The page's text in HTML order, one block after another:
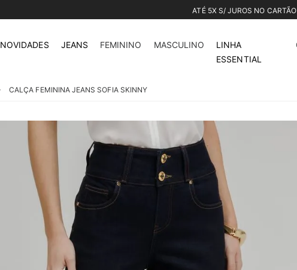
ATÉ 5X S/ JUROS NO
NOVIDADES JEANS FEMININO MASCULINO
LINHA
ESSENTIAL
CALÇA FEMININA JEANS SOFIA SKINNY
50%off